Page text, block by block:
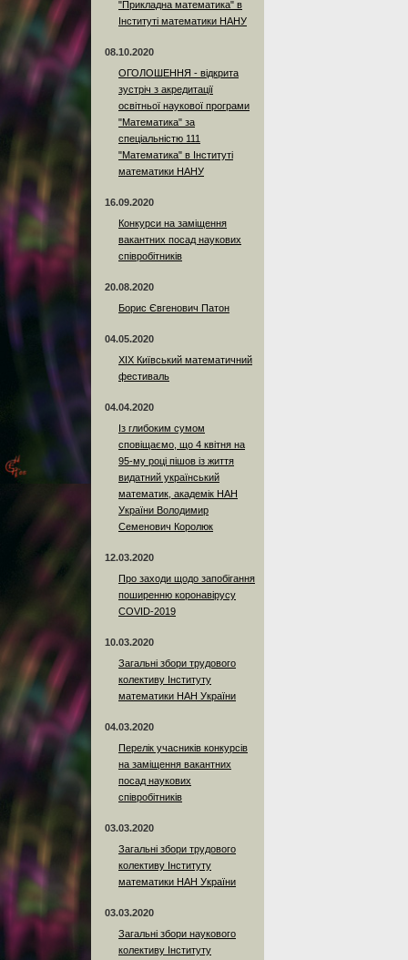
"Прикладна математика" в
Інституті математики НАНУ
08.10.2020
ОГОЛОШЕННЯ - відкрита
зустріч з акредитації
освітньої наукової програми
"Математика" за
спеціальністю 111
"Математика" в Інституті
математики НАНУ
16.09.2020
Конкурси на заміщення
вакантних посад наукових
співробітників
20.08.2020
Борис Євгенович Патон
04.05.2020
XIX Київський математичний
фестиваль
04.04.2020
Із глибоким сумом
сповіщаємо, що 4 квітня на
95-му році пішов із життя
видатний український
математик, академік НАН
України Володимир
Семенович Королюк
12.03.2020
Про заходи щодо запобігання
поширенню коронавірусу
COVID-2019
10.03.2020
Загальні збори трудового
колективу Інституту
математики НАН України
04.03.2020
Перелік учасників конкурсів
на заміщення вакантних
посад наукових
співробітників
03.03.2020
Загальні збори трудового
колективу Інституту
математики НАН України
03.03.2020
Загальні збори наукового
колективу Інституту